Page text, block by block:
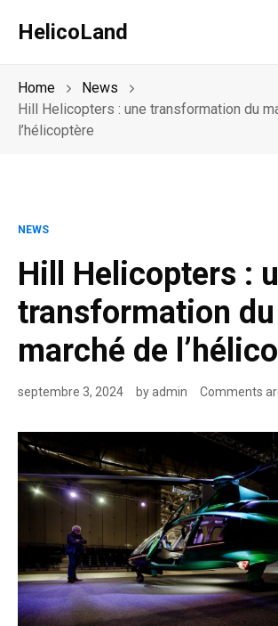
HelicoLand
Home
News
Hill Helicopters : une transformation du
l’hélicoptère
NEWS
Hill Helicopters :
transformation du
marché de
septembre 3, 2024 byadmin Comments